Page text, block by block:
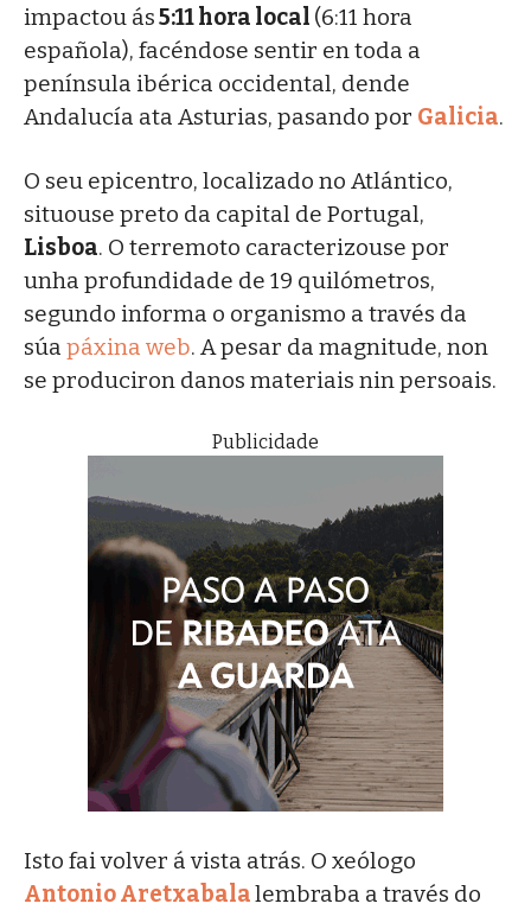
impactou ás5:11 hora local (6:11 hora
española), facéndose sentir en toda a
península ibérica occidental, dende
Andalucía ata Asturias, pasando por Galicia.
O seu epicentro, localizado no Atlántico,
situouse preto da capital de Portugal,
Lisboa. O terremoto caracterizouse por
unha profundidade de 19 quilómetros,
segundo informa o organismo a través da
súa páxina web. A pesar da magnitude, non
se produciron danos materiais nin persoais.
Publicidade
Isto fai volver á vista atrás. O xeólogo
Antonio Aretxabalalembraba a través do